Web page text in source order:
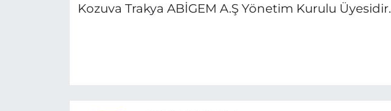
Kozuva Trakya ABİGEM A.Ş Yönetim Kurulu Üyesidir.